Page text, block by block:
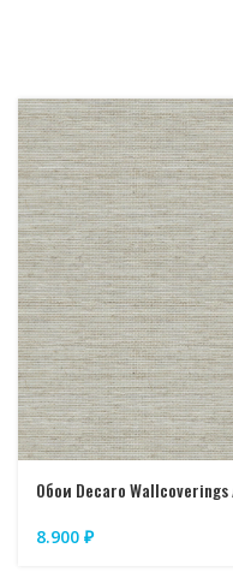
Обои Decaro Wallcoverings
8.900 ₽